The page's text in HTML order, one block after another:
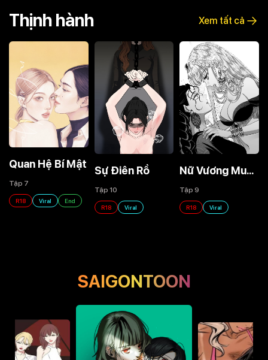
Thịnh hành
Xem tất cả
Quan Hệ Bí Mật
Tập 7
R18 Viral End
Sự Điên Rồ
Tập 10
R18 Viral
Nữ Vương Muốn Làm Chuyện Đó
Tập 9
R18 Viral
SAIGONTOON